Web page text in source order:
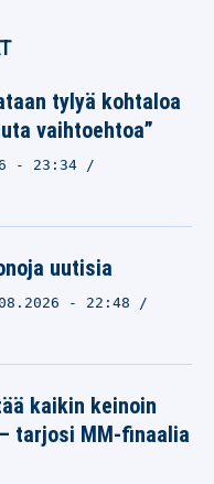
tylyä kohtaloa
vaihtoehtoa”
- 23:34
uutisia
- 22:48
kaikin keinoin
tarjosi MM-finaalia